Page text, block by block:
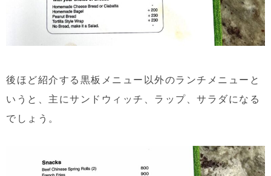
後ほど紹介する黒板メニュー以外のランチメニューと
いうと、主にサンドウィッチ、ラップ、サラダになる
でしょう。